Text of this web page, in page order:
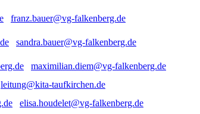
franz.bauer@vg-falkenberg.de
sandra.bauer@vg-falkenberg.de
maximilian.diem@vg-falkenberg.de
leitung@kita-taufkirchen.de
elisa.houdelet@vg-falkenberg.de